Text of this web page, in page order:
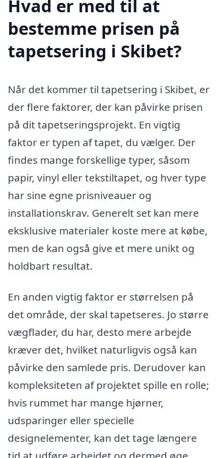
Hvad er med til at
bestemme prisen på
tapetsering i Skibet?
Når det kommer til tapetsering i Skibet, er
der flere faktorer, der kan påvirke prisen
på dit tapetseringsprojekt. En vigtig
faktor er typen af tapet, du vælger. Der
findes mange forskellige typer, såsom
papir, vinyl eller tekstiltapet, og hver type
har sine egne prisniveauer og
installationskrav. Generelt set kan mere
eksklusive materialer koste mere at købe,
men de kan også give et mere unikt og
holdbart resultat.
En anden vigtig faktor er størrelsen på
det område, der skal tapetseres. Jo større
vægflader, du har, desto mere arbejde
kræver det, hvilket naturligvis også kan
påvirke den samlede pris. Derudover kan
kompleksiteten af projektet spille en rolle;
hvis rummet har mange hjørner,
udsparinger eller specielle
designelementer, kan det tage længere